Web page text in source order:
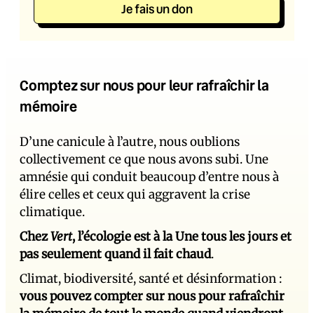
Je fais un don
Comptez sur nous pour leur rafraîchir la
mémoire
D’une canicule à l’autre, nous oublions
collectivement ce que nous avons subi. Une
amnésie qui conduit beaucoup d’entre nous à
élire celles et ceux qui aggravent la crise
climatique.
ChezVert, l’écologie est à la Une tous les jours et
pas seulement quand il fait chaud.
Climat, biodiversité, santé et désinformation :
vous pouvez compter sur nous pour rafraîchir